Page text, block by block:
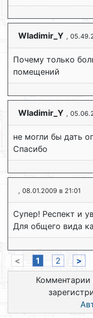
Wladimir_Y ,
Почему только
помещений
Wladimir_Y ,
не могли бы дать
Спасибо
, 08.01.2009 в 21:01
Супер! Респект и
Для общего вида
< 1 2
>
Комментарии